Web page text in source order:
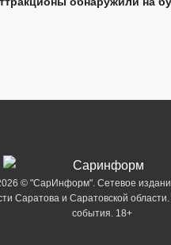
© "СарИнформ". Сетевое
Саратова и Саратовской
события. 18+